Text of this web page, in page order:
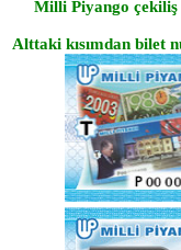
Milli Piyango çekiliş
Alttaki kısımdan bilet